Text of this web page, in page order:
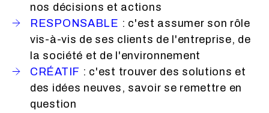
nos décisions et actions
RESPONSABLE : c'est assumer son rôle
vis-à-vis de ses clients de l'entreprise, de
la société et de l'environnement
CRÉATIF : c'est trouver des solutions et
des idées neuves, savoir se remettre en
question